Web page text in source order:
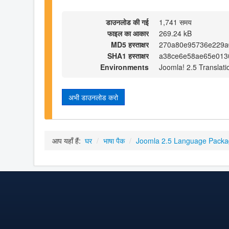
डाउनलोड की गई
1,741 समय
फाइल का आकार
269.24 kB
MD5 हस्ताक्षर
SHA1 हस्ताक्षर
Environments
Joomla! 2.5
अभी डाउनलोड करो
आप यहाँ हैं: घर / भाषा पैक / Joomla 2.5 Language